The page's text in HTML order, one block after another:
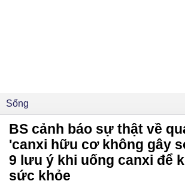
Sống
BS cảnh báo sự thật về
'canxi hữu cơ không gây
9 lưu ý khi uống canxi để
sức khỏe